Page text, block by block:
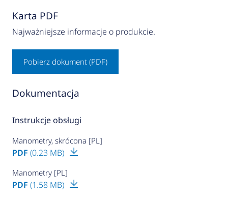
Karta PDF
Najważniejsze informacje o produkcie.
Pobierz dokument (PDF)
Dokumentacja
Instrukcje obsługi
Manometry, skrócona [PL]
PDF (0.23 MB)
Manometry [PL]
PDF (1.58 MB)